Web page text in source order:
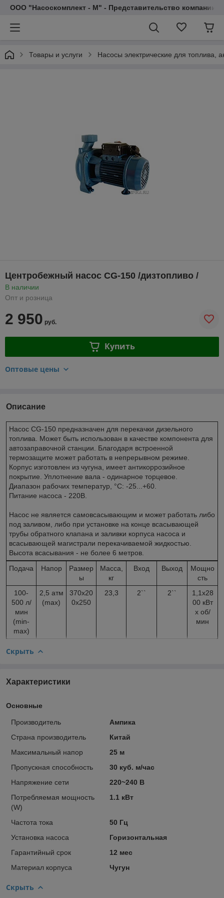
ООО "Насоскомплект - М" - Представительство компании
Товары и услуги Насосы электрические для топлива,
Центробежный насос CG-150 /дизтопливо /
В наличии
Опт и розница
2 950 руб.
Купить
Оптовые цены
Описание
Насос CG-150 предназначен для перекачки дизельного
топлива. Может быть использован в качестве компонента для
автозаправочной станции. Благодаря встроенной
термозащите может работать в непрерывном режиме.
Корпус изготовлен из чугуна, имеет антикоррозийное
покрытие. Уплотнение вала - одинарное торцевое.
Диапазон рабочих температур, °С: -25...+60.
Питание насоса - 220В.
Насос не является самовсасывающим и может работать либо
под заливом, либо при установке на конце всасывающей
трубы обратного клапана и заливки корпуса насоса и
всасывающей магистрали перекачиваемой жидкостью.
Высота всасывания - не более 6 метров.
Подача
Напор
Размер
ы
Масса,
кг
Вход Выход
Мощно
сть
100-
500 л/
мин
(min-
max)
2,5 атм
(max)
370x20
0x250
23,3 2`` 2``
1,1x28
00 кВт
x об/
мин
Скрыть
Характеристики
Основные
Производитель
Ампика
Страна производитель
Китай
Максимальный напор
25 м
Пропускная способность
30 куб. м/час
Напряжение сети
220~240 В
Потребляемая мощность
(W)
1.1 кВт
Частота тока
50 Гц
Установка насоса
Горизонтальная
Гарантийный срок
12 мес
Материал корпуса
Чугун
Скрыть